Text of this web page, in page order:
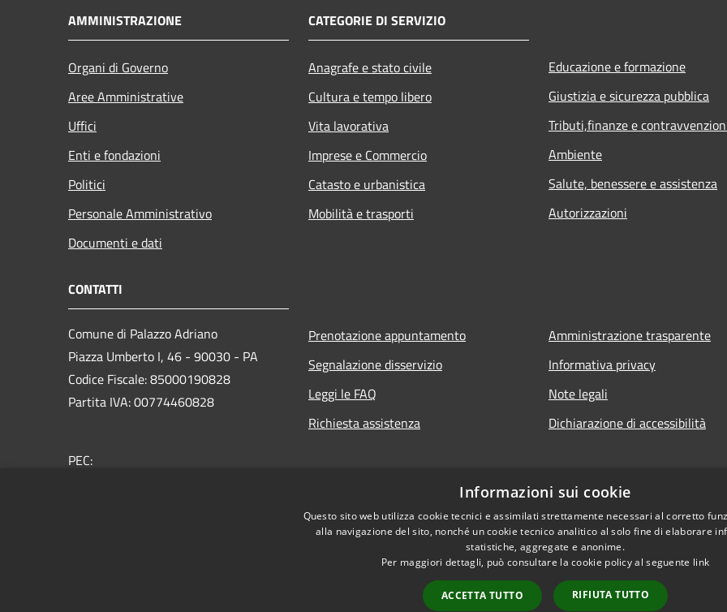
AMMINISTRAZIONE
Organi di Governo
Aree Amministrative
Uffici
Enti e fondazioni
Politici
Personale Amministrativo
Documenti e dati
CATEGORIE DI SERVIZIO
Anagrafe e stato civile
Cultura e tempo libero
Vita lavorativa
Imprese e Commercio
Catasto e urbanistica
Mobilità e trasporti
Educazione e formazione
Giustizia e sicurezza pubblica
Tributi,finanze e
Ambiente
Salute, benessere e assistenza
Autorizzazioni
CONTATTI
Comune di Palazzo Adriano
Piazza Umberto I, 46 - 90030 - PA
Codice Fiscale: 85000190828
Partita IVA: 00774460828
PEC:
Prenotazione appuntamento
Segnalazione disservizio
Leggi le FAQ
Richiesta assistenza
Amministrazione trasparente
Informativa privacy
Note legali
Dichiarazione di accessibilità
Copyright © 2026 •
Informazioni sui cookie
Questo sito web utilizza cookie tecnici e assimilati strettamente necessari al corretto
alla navigazione del sito, nonché un cookie tecnico analitico al solo fine di elaborare
statistiche, aggregate e anonime.
Per maggiori dettagli, può consultare la cookie policy al seguente link
ACCETTA TUTTO RIFIUTA TUTTO